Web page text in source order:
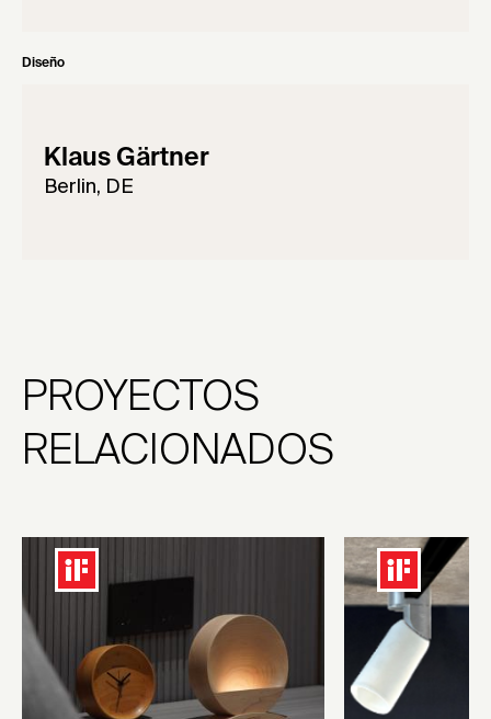
Diseño
Klaus Gärtner
Berlin, DE
PROYECTOS
RELACIONADOS